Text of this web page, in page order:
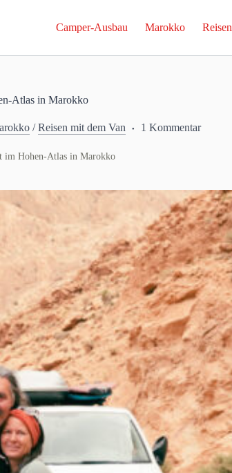
Camper-Ausbau Marokko Reisen
Atlas in Marokko
/Reisen mit dem Van 1 Kommentar
im Hohen-Atlas in Marokko